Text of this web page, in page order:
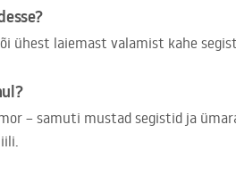
laiemast valamist kahe
– samuti mustad segistid ja